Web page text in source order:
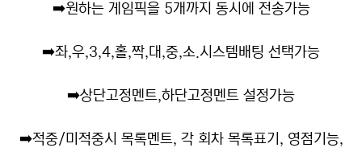
➡️원하는 게임픽을 5개까지 동시에 전송가능
➡️좌,우,3,4,홀,짝,대,중,소.시스템배팅 선택가능
➡️상단고정멘트,하단고정멘트 설정가능
➡️적중/미적중시 목록멘트, 각 회차 목록표기, 영점기능,